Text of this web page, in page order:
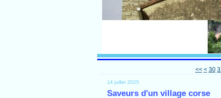
<< < 10
20
30
14 juillet 2025
Saveurs d'un village corse